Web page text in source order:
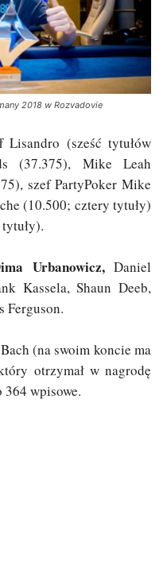
2018 w Rozvadovie
Lisandro (sześć tytułów
(37.375), Mike Leah
szef PartyPoker Mike
(10.500; cztery tytuły)
Urbanowicz,Daniel
Kassela, Shaun Deeb,
Ferguson.
(na swoim koncie ma
otrzymał w nagrodę
364 wpisowe.